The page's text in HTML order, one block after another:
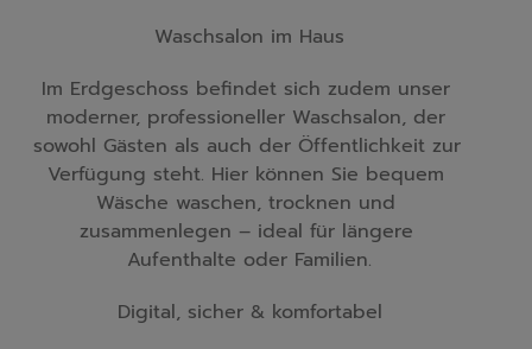
Waschsalon im Haus
Im Erdgeschoss befindet sich zudem unser
moderner, professioneller Waschsalon, der
sowohl Gästen als auch der Öffentlichkeit zur
Verfügung steht. Hier können Sie bequem
Wäsche waschen, trocknen und
zusammenlegen – ideal für längere
Aufenthalte oder Familien.
Digital, sicher & komfortabel